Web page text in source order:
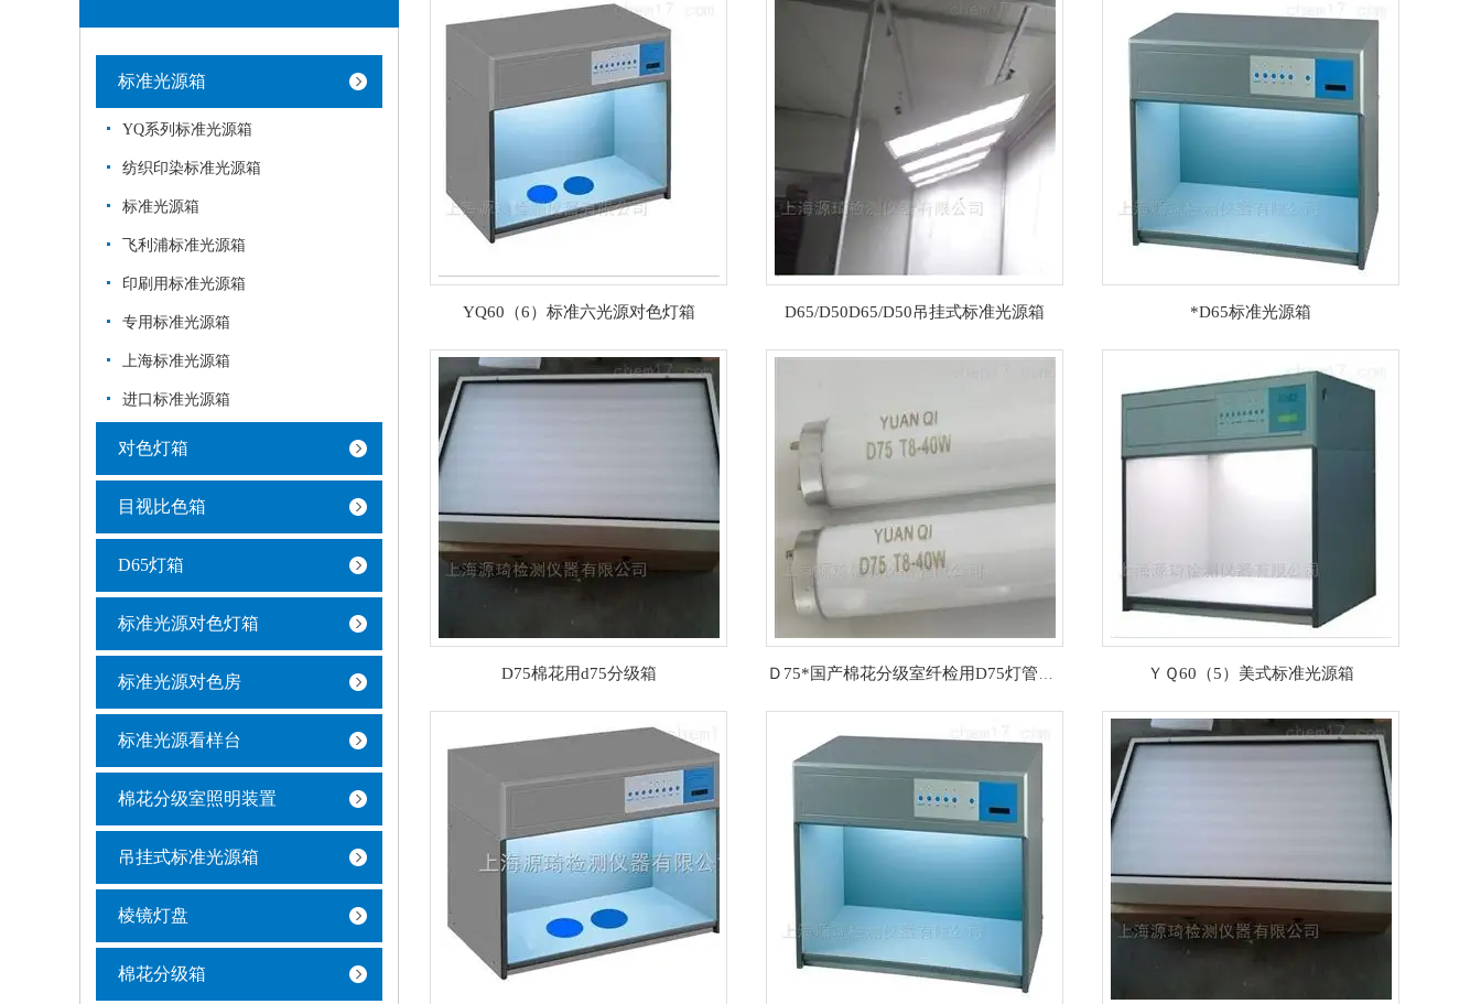
标准光源箱
YQ系列标准光源箱
纺织印染标准光源箱
标准光源箱
飞利浦标准光源箱
印刷用标准光源箱
专用标准光源箱
上海标准光源箱
进口标准光源箱
对色灯箱
目视比色箱
D65灯箱
标准光源对色灯箱
标准光源对色房
标准光源看样台
棉花分级室照明装置
吊挂式标准光源箱
棱镜灯盘
棉花分级箱
YQ60（6）标准六光源对色灯箱 D65/D50D65/D50吊挂式标准光源箱 *D65标准光源箱
D75棉花用d75分级箱 ＹＱ60（5）美式标准光源箱